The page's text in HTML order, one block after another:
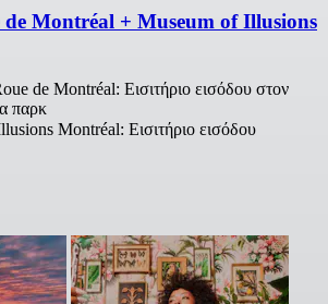
Montréal + Museum of Illusions
de Montréal: Εισιτήριο εισόδου στον
παρκ
Montréal: Εισιτήριο εισόδου